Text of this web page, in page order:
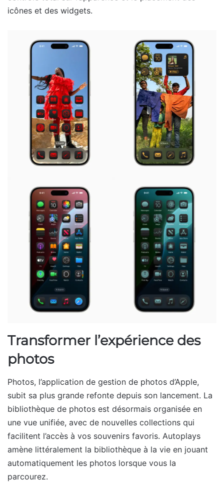
icônes et des widgets.
Transformer l’expérience des
photos
Photos, l’application de gestion de photos d’Apple,
subit sa plus grande refonte depuis son lancement. La
bibliothèque de photos est désormais organisée en
une vue unifiée, avec de nouvelles collections qui
facilitent l’accès à vos souvenirs favoris. Autoplays
amène littéralement la bibliothèque à la vie en jouant
automatiquement les photos lorsque vous la
parcourez.